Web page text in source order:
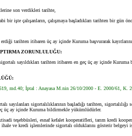
son verdikleri tarihte,
işte çalışanların, çalışmaya başladıkları tarihten bir gün
tarihten itibaren üç ay içinde Kuruma başvurarak
ZORUNLULUĞU:
sayıldıkları tarihten itibaren en geç üç ay içinde Kuruma
md.40; İptal : Anayasa M.nin 26/10/2000 - E. 2000/61, K.
sayılanları sigortalılıklarının başladığı tarihten, sigortalılığı
üç ay içinde Kuruma bildirmekle yükümlüdürler.
teşebbüsleri, esnaf kefalet kooperatifleri, tarım kredi
ve kredi işlemlerinde sigortalı olduklarını gösterir belgeyi